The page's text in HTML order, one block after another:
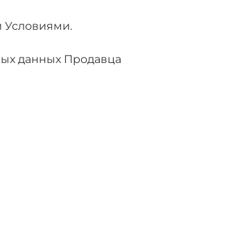
Условиями.
данных Продавца